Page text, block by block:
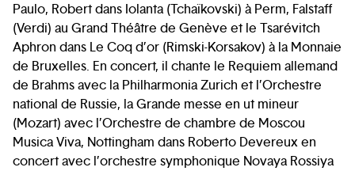
Paulo, Robert dans Iolanta (Tchaïkovski) à Perm, Falstaff
(Verdi) au Grand Théâtre de Genève et le Tsarévitch
Aphron dans Le Coq d’or (Rimski-Korsakov) à la Monnaie
de Bruxelles. En concert, il chante le Requiem allemand
de Brahms avec la Philharmonia Zurich et l’Orchestre
national de Russie, la Grande messe en ut mineur
(Mozart) avec l’Orchestre de chambre de Moscou
Musica Viva, Nottingham dans Roberto Devereux en
concert avec l’orchestre symphonique Novaya Rossiya